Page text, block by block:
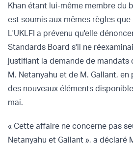
Khan étant lui-même membre du
est soumis aux mêmes règles que
L'UKLFI a prévenu qu'elle
Standards Board s'il ne
justifiant la demande de mandats
M. Netanyahu et de M. Gallant,
des nouveaux éléments
mai.
« Cette affaire ne concerne pas
Netanyahu et Gallant », a déclaré